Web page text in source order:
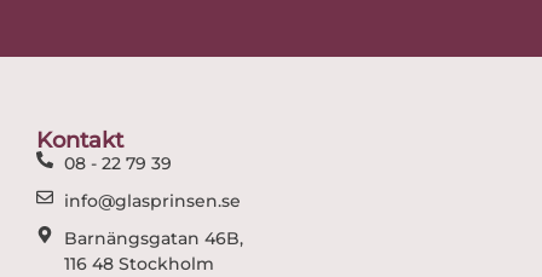
Kontakt
08 - 22 79 39
info@glasprinsen.se
Barnängsgatan 46B,
116 48 Stockholm